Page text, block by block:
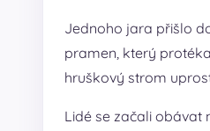
Jednoho jara přišlo
pramen, který
hruškový strom
Lidé se začali obávat